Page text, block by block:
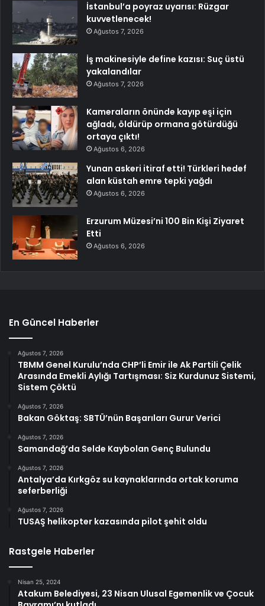
İstanbul’a poyraz uyarısı: Rüzgar
kuvvetlenecek!
Ağustos 7, 2026
İş makinesiyle define kazısı: Suç üstü
yakalandılar
Ağustos 7, 2026
Kameraların önünde kayıp eşi için
ağladı, öldürüp ormana götürdüğü
ortaya çıktı!
Ağustos 6, 2026
Yunan askeri itiraf etti! Türkleri hedef
alan küstah emre tepki yağdı
Ağustos 6, 2026
Erzurum Müzesi’ni 100 Bin Kişi Ziyaret
Etti
Ağustos 6, 2026
En Güncel Haberler
Ağustos 7, 2026
TBMM Genel Kurulu’nda CHP’li Emir ile Ak Partili Çelik
Arasında Emekli Aylığı Tartışması: Siz Kurdunuz Sistemi,
Sistem Çöktü
Ağustos 7, 2026
Bakan Göktaş: SBTÜ’nün Başarıları Gurur Verici
Ağustos 7, 2026
Samandağ’da Selde Kaybolan Genç Bulundu
Ağustos 7, 2026
Antalya’da Kırkgöz su kaynaklarında ortak koruma
seferberliği
Ağustos 7, 2026
TUSAŞ helikopter kazasında pilot şehit oldu
Rastgele Haberler
Nisan 25, 2024
Atakum Belediyesi, 23 Nisan Ulusal Egemenlik ve Çocuk